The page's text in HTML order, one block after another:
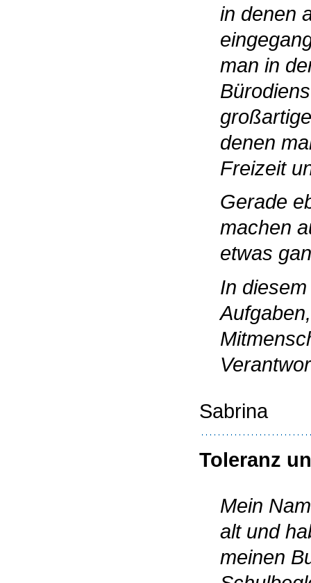
in denen
man in
denen
Freizeit
Gerade
machen
etwas
In
Sabrina
Toleranz
Mein
alt und
meinen